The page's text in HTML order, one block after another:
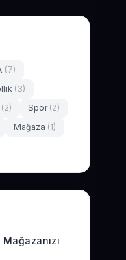
(7)
(3)
(2) Spor (2)
Mağaza (1)